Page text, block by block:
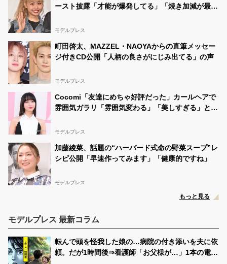
ースト披露「才能が爆発してる」「焼き加減が最
モデルプレス
町田啓太、MAZZEL・NAOYAからの直筆メッセー
ジ付きCD公開「人柄の良さがにじみ出てる」の声
モデルプレス
Cocomi「友達にめちゃ好評だった」カールヘアで
雰囲気ガラリ「雰囲気変わる」「美しすぎる」と絶
モデルプレス
加藤綾菜、話題の“ハーバード式命の野菜スープ”レ
シピ公開「早速作ってみます」「健康的ですね」
モデルプレス
もっと見る
モデルプレス 最新コラム
転んで頭を怪我した娘の…病院の付き添いを夫に依
頼。だが1時間後⇒看護師「お父様が…」1本の電話